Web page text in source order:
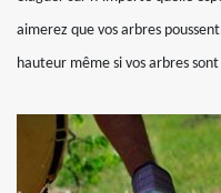
aimerez que vos arbres
hauteur même si vos arbres